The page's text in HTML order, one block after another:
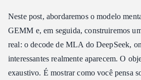
Neste post, abordaremos o modelo
GEMM e, em seguida, construiremos
real: o decode de MLA do DeepSeek,
interessantes realmente aparecem. O
exaustivo. É mostrar como você pensa